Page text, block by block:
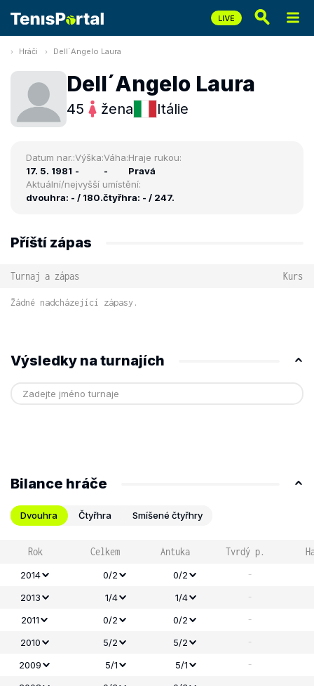
Hráči Dell´Angelo Laura
Dell´Angelo Laura
45 žena Itálie
Datum nar.:
17. 5. 1981
Výška:
-
Váha:
-
Hraje rukou:
Pravá
Aktuální/nejvyšší umístění:
dvouhra: - / 180.čtyřhra: - / 247.
Příští zápas
Turnaj a zápas Kurs
Žádné nadcházející zápasy.
Výsledky na turnajích
Bilance hráče
Dvouhra Čtyřhra Smíšené čtyřhry
Rok Celkem Antuka Tvrdý p.
2014 0/2 0/2 -
2013 1/4 1/4 -
2011 0/2 0/2 -
2010 5/2 5/2 -
2009 5/1 5/1 -